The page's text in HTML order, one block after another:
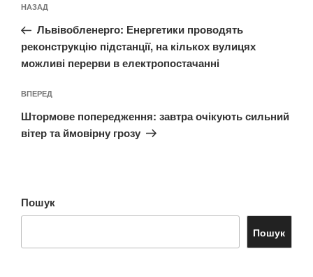
записів
Попередній
запис:
НАЗАД
Львівобленерго: Енергетики проводять
реконструкцію підстанції, на кількох вулицях
можливі перерви в електропостачанні
Наступний
запис
ВПЕРЕД
Штормове попередження: завтра очікують сильний
вітер та ймовірну грозу
Пошук
Пошук